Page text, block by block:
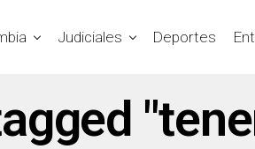
Judiciales Deportes